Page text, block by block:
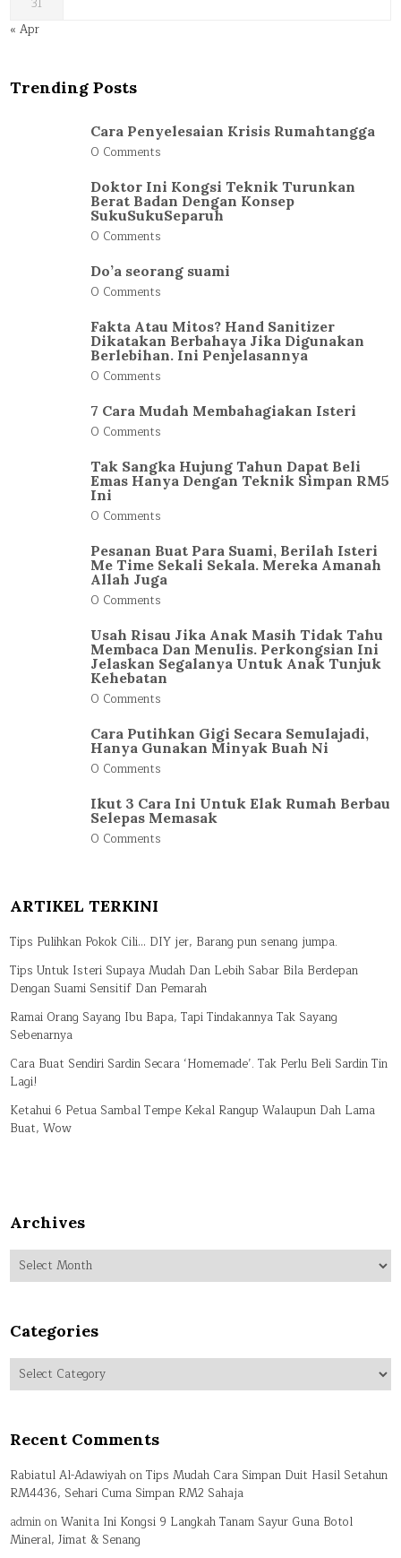
31
« Apr
Trending Posts
Cara Penyelesaian Krisis Rumahtangga
0 Comments
Doktor Ini Kongsi Teknik Turunkan
Berat Badan Dengan Konsep
SukuSukuSeparuh
0 Comments
Do’a seorang suami
0 Comments
Fakta Atau Mitos? Hand Sanitizer
Dikatakan Berbahaya Jika Digunakan
Berlebihan. Ini Penjelasannya
0 Comments
7 Cara Mudah Membahagiakan Isteri
0 Comments
Tak Sangka Hujung Tahun Dapat Beli
Emas Hanya Dengan Teknik Simpan RM5
Ini
0 Comments
Pesanan Buat Para Suami, Berilah Isteri
Me Time Sekali Sekala. Mereka Amanah
Allah Juga
0 Comments
Usah Risau Jika Anak Masih Tidak Tahu
Membaca Dan Menulis. Perkongsian Ini
Jelaskan Segalanya Untuk Anak Tunjuk
Kehebatan
0 Comments
Cara Putihkan Gigi Secara Semulajadi,
Hanya Gunakan Minyak Buah Ni
0 Comments
Ikut 3 Cara Ini Untuk Elak Rumah Berbau
Selepas Memasak
0 Comments
ARTIKEL TERKINI
Tips Pulihkan Pokok Cili… DIY jer, Barang pun senang jumpa.
Tips Untuk Isteri Supaya Mudah Dan Lebih Sabar Bila Berdepan
Dengan Suami Sensitif Dan Pemarah
Ramai Orang Sayang Ibu Bapa, Tapi Tindakannya Tak Sayang
Sebenarnya
Cara Buat Sendiri Sardin Secara ‘Homemade’. Tak Perlu Beli Sardin Tin
Lagi!
Ketahui 6 Petua Sambal Tempe Kekal Rangup Walaupun Dah Lama
Buat, Wow
Archives
Archives
Categories
Categories
Recent Comments
Rabiatul Al-AdawiyahonTips Mudah Cara Simpan Duit Hasil Setahun
RM4436, Sehari Cuma Simpan RM2 Sahaja
adminonWanita Ini Kongsi 9 Langkah Tanam Sayur Guna Botol
Mineral, Jimat & Senang